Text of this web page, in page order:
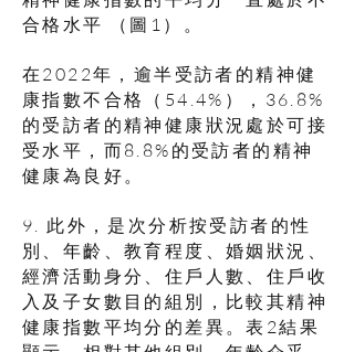
合格水平 （圖1）。
在2022年，逾半受訪者的精神健
康指數不合格（54.4%），36.8%
的受訪者的精神健康狀況處於可接
受水平，而8.8%的受訪者的精神
健康為良好。
9. 此外，是次分析按受訪者的性
別、年齡、教育程度、婚姻狀況、
經濟活動身分、住戶人數、住戶收
入及子女數目的組別，比較其精神
健康指數平均分的差異。表2結果